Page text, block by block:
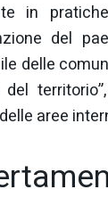
in
del
delle
del
aree